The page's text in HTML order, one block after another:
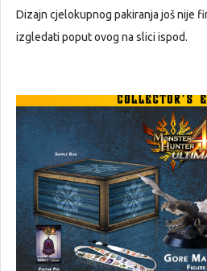
Dizajn cjelokupnog pakiranja još nije
izgledati poput ovog na slici ispod.